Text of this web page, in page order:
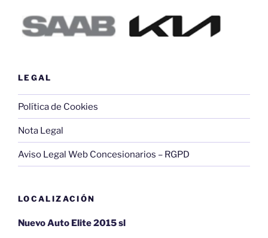
LEGAL
Política de Cookies
Nota Legal
Aviso Legal Web Concesionarios – RGPD
LOCALIZACIÓN
Nuevo Auto Elite 2015 sl